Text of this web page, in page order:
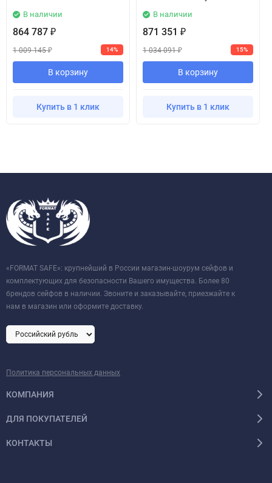
В наличии
864 787 ₽
1 009 145₽ 14%
В корзину
Купить в 1 клик
В наличии
871 351 ₽
1 034 091₽ 15%
В корзину
Купить в 1 клик
«FORMAT SAFE»: крупнейший в России магазин-шоурум сейфов и
комплектующих для безопасности Вашего имущества. Более 80
брендов сейфов в наличии. Звоните и заказывайте, приезжайте к
нам в магазин или оформите доставку.
Политика персональных данных
КОМПАНИЯ
ДЛЯ ПОКУПАТЕЛЕЙ
КОНТАКТЫ